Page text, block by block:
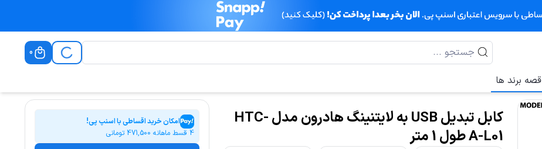
0
قصه برند ها
کابل تبدیل USB به لایتنینگ هادرون مدل HTC-
A-L01 طول 1 متر
امکان خرید اقساطی با اسنپ پی!
4 قسط ماهانه
471,500 تومانی